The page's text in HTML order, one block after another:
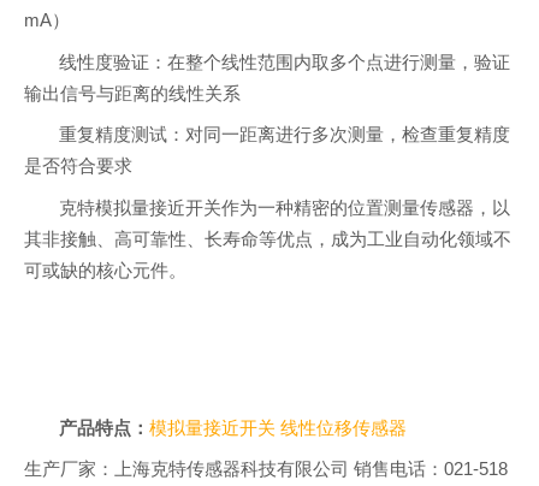
mA）
线性度验证：在整个线性范围内取多个点进行测量，验证
输出信号与距离的线性关系
重复精度测试：对同一距离进行多次测量，检查重复精度
是否符合要求
克特模拟量接近开关作为一种精密的位置测量传感器，以
其非接触、高可靠性、长寿命等优点，成为工业自动化领域不
可或缺的核心元件。
产品特点：模拟量接近开关线性位移传感器
生产厂家：上海克特传感器科技有限公司 销售电话：021-518